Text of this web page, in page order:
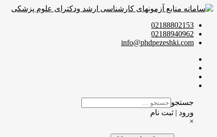
02188802153
02188940962
info@phdpezeshki.com
جستجو
ورود | ثبت نام
×